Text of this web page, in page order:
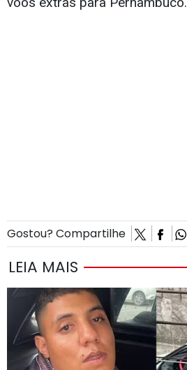
Gostou? Compartilhe
LEIA MAIS